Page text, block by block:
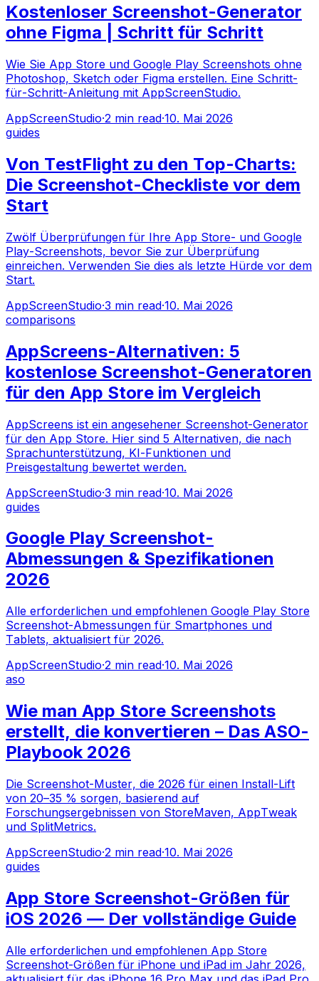
Kostenloser Screenshot-Generator
ohne Figma | Schritt für Schritt
Wie Sie App Store und Google Play Screenshots ohne
Photoshop, Sketch oder Figma erstellen. Eine Schritt-
für-Schritt-Anleitung mit AppScreenStudio.
AppScreenStudio·2 min read·10. Mai 2026
guides
Von TestFlight zu den Top-Charts:
Die Screenshot-Checkliste vor dem
Start
Zwölf Überprüfungen für Ihre App Store- und Google
Play-Screenshots, bevor Sie zur Überprüfung
einreichen. Verwenden Sie dies als letzte Hürde vor dem
Start.
AppScreenStudio·3 min read·10. Mai 2026
comparisons
AppScreens-Alternativen: 5
kostenlose Screenshot-Generatoren
für den App Store im Vergleich
AppScreens ist ein angesehener Screenshot-Generator
für den App Store. Hier sind 5 Alternativen, die nach
Sprachunterstützung, KI-Funktionen und
Preisgestaltung bewertet werden.
AppScreenStudio·3 min read·10. Mai 2026
guides
Google Play Screenshot-
Abmessungen & Spezifikationen
2026
Alle erforderlichen und empfohlenen Google Play Store
Screenshot-Abmessungen für Smartphones und
Tablets, aktualisiert für 2026.
AppScreenStudio·2 min read·10. Mai 2026
aso
Wie man App Store Screenshots
erstellt, die konvertieren – Das ASO-
Playbook 2026
Die Screenshot-Muster, die 2026 für einen Install-Lift
von 20–35 % sorgen, basierend auf
Forschungsergebnissen von StoreMaven, AppTweak
und SplitMetrics.
AppScreenStudio·2 min read·10. Mai 2026
guides
App Store Screenshot-Größen für
iOS 2026 — Der vollständige Guide
Alle erforderlichen und empfohlenen App Store
Screenshot-Größen für iPhone und iPad im Jahr 2026,